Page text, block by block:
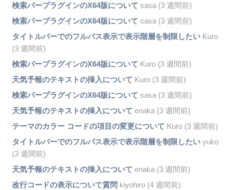
検索バープラグインのX64版について sasa (3 週間前)
検索バープラグインのX64版について sasa (3 週間前)
タイトルバーでのフルパス表示で表示階層を制限したいKuro
(3 週間前)
検索バープラグインのX64版について Kuro (3 週間前)
天気予報のテキストの挿入について Kuro (3 週間前)
検索バープラグインのX64版について sasa (3 週間前)
天気予報のテキストの挿入について enaka (3 週間前)
テーマのカラー コードの項目の変更について Kuro (3 週間前)
タイトルバーでのフルパス表示で表示階層を制限したいyuko
(3 週間前)
天気予報のテキストの挿入について enaka (3 週間前)
改行コードの表示について質問 kiyohiro (4 週間前)